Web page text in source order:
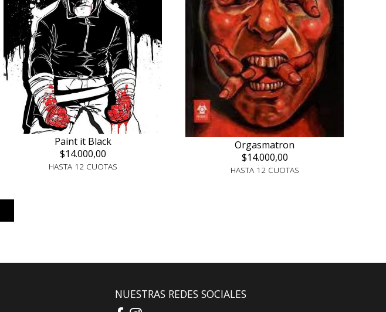
Paint it Black
$14.000,00
HASTA 12 CUOTAS
Orgasmatron
$14.000,00
HASTA 12 CUOTAS
NUESTRAS REDES SOCIALES